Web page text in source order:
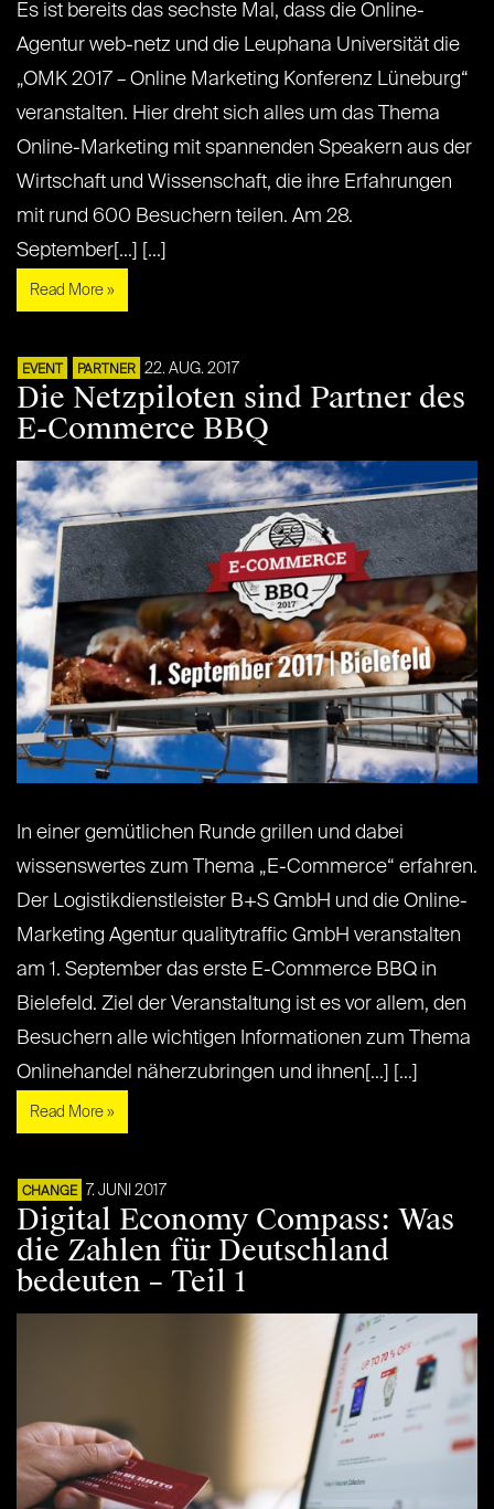
Es ist bereits das sechste Mal, dass die Online-
Agentur web-netz und die Leuphana Universität die
„OMK 2017 – Online Marketing Konferenz Lüneburg“
veranstalten. Hier dreht sich alles um das Thema
Online-Marketing mit spannenden Speakern aus der
Wirtschaft und Wissenschaft, die ihre Erfahrungen
mit rund 600 Besuchern teilen. Am 28.
September[...] [...]
Read More »
EVENT PARTNER 22. AUG. 2017
Die Netzpiloten sind Partner des
E-Commerce BBQ
In einer gemütlichen Runde grillen und dabei
wissenswertes zum Thema „E-Commerce“ erfahren.
Der Logistikdienstleister B+S GmbH und die Online-
Marketing Agentur qualitytraffic GmbH veranstalten
am 1. September das erste E-Commerce BBQ in
Bielefeld. Ziel der Veranstaltung ist es vor allem, den
Besuchern alle wichtigen Informationen zum Thema
Onlinehandel näherzubringen und ihnen[...] [...]
Read More »
CHANGE 7. JUNI 2017
Digital Economy Compass: Was
die Zahlen für Deutschland
bedeuten – Teil 1